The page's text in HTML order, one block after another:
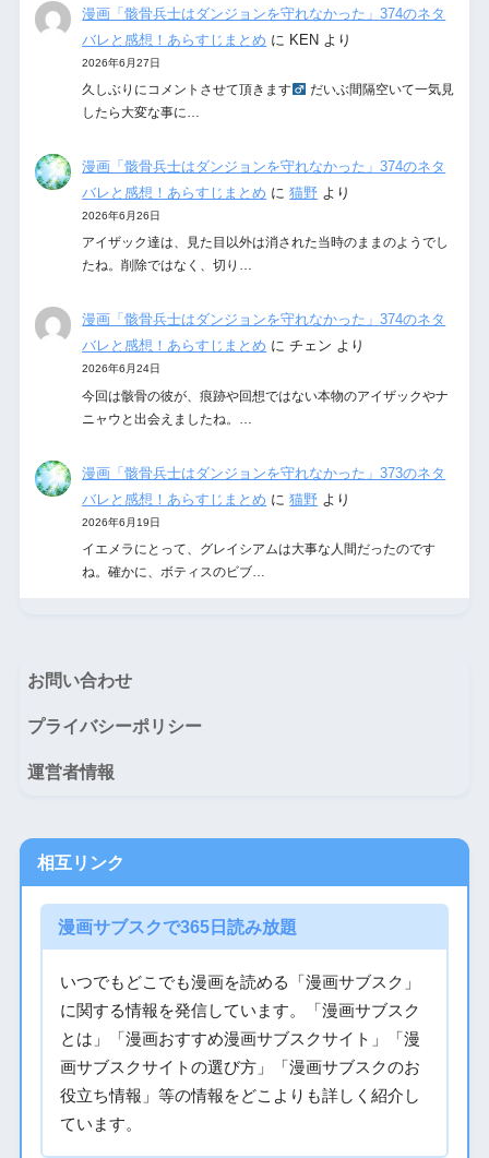
漫画「骸骨兵士はダンジョンを守れなかった」374のネタ
バレと感想！あらすじまとめ に KEN より
2026年6月27日
久しぶりにコメントさせて頂きます‍
だいぶ間隔空いて一気見
したら大変な事に…
漫画「骸骨兵士はダンジョンを守れなかった」374のネタ
バレと感想！あらすじまとめ に猫野 より
2026年6月26日
アイザック達は、見た目以外は消された当時のままのようでし
たね。削除ではなく、切り…
漫画「骸骨兵士はダンジョンを守れなかった」374のネタ
バレと感想！あらすじまとめ にチェン より
2026年6月24日
今回は骸骨の彼が、痕跡や回想ではない本物のアイザックやナ
ニャウと出会えましたね。…
漫画「骸骨兵士はダンジョンを守れなかった」373のネタ
バレと感想！あらすじまとめ に猫野 より
2026年6月19日
イエメラにとって、グレイシアムは大事な人間だったのです
ね。確かに、ボティスのビブ…
お問い合わせ
プライバシーポリシー
運営者情報
相互リンク
漫画サブスクで365日読み放題
いつでもどこでも漫画を読める「漫画サブスク」
に関する情報を発信しています。「漫画サブスク
とは」「漫画おすすめ漫画サブスクサイト」「漫
画サブスクサイトの選び方」「漫画サブスクのお
役立ち情報」等の情報をどこよりも詳しく紹介し
ています。